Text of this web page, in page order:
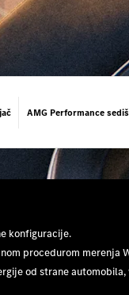
AMG Performance
konfiguracije.
procedurom merenja
od strane